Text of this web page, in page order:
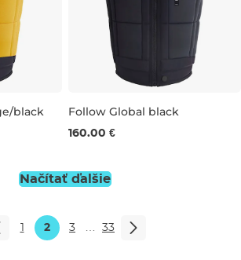
black Follow Global black
160.00 €
Načítať ďalšie
2 3 … 33